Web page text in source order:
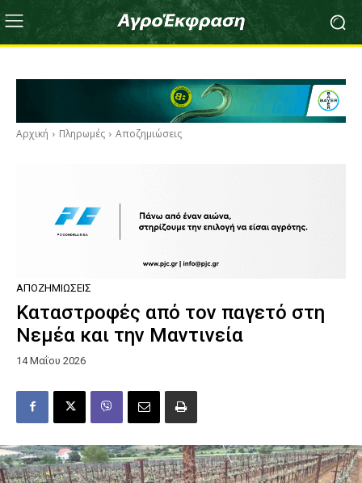
Αρχική Πληρωμές Αποζημιώσεις
ΑΠΟΖΗΜΙΏΣΕΙΣ
Καταστροφές από τον παγετό στη
Νεμέα και την Μαντινεία
14 Μαΐου 2026